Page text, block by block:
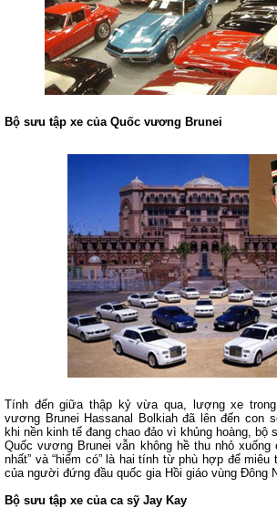
Bộ sưu tập xe của Quốc vương Brunei
Tính đến giữa thập kỷ vừa qua, lượng xe
vương Brunei Hassanal Bolkiah đã lên đến con
khi nền kinh tế đang chao đảo vì khủng hoàng, bộ
Quốc vương Brunei vẫn không hề thu nhỏ xuống
nhất” và “hiếm có” là hai tính từ phù hợp để
của người đứng đầu quốc gia Hồi giáo vùng Đông
Bộ sưu tập xe của ca sỹ Jay Kay